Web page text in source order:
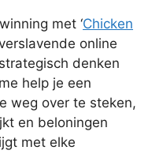
met ‘Chicken
online
denken
help je een
weg over te steken,
en beloningen
met elke